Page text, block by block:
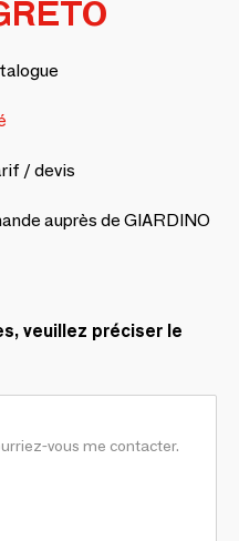
/ devis
auprès de GIARDINO
veuillez préciser le